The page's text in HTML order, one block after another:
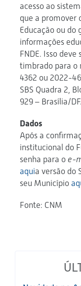
acesso ao
que a promover
Educação ou do
informações
FNDE. Isso
timbrado para o
4362 ou 2022-
SBS Quadra 2,
929 – Brasília/DF.
Dados
Após a
institucional do
senha para o e-
aquia versão do
seu Município
Fonte: CNM